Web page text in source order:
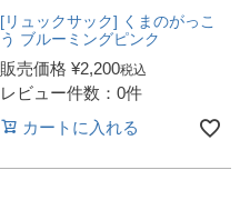
[リュックサック] くまのがっこ
う ブルーミングピンク
販売価格 ¥2,200税込
レビュー件数：0件
カートに入れる